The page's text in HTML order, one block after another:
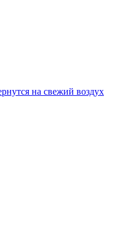
на свежий воздух